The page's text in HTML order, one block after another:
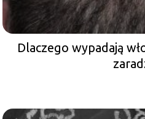
Dlaczego wypadają